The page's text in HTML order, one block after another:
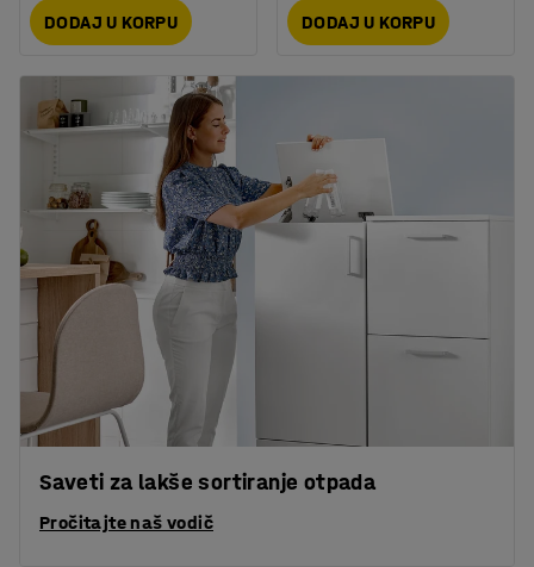
DODAJ U KORPU DODAJ U KORPU
Saveti za lakše sortiranje otpada
Pročitajte naš vodič